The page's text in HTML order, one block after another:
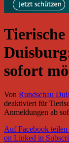
sofort
Von Rundschau
deaktiviertfür
Anmeldungen ab
Auf Facebook teilen
on Linked in